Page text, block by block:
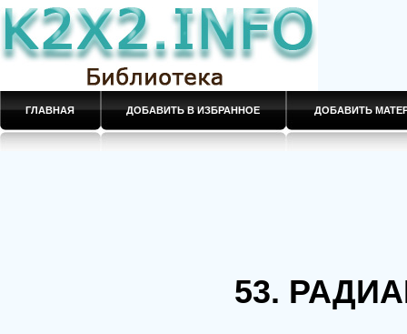
ГЛАВНАЯ ДОБАВИТЬ В ИЗБРАННОЕ ДОБАВИТЬ
53.